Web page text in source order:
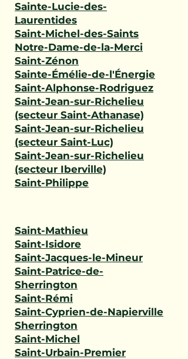
Sainte-Lucie-des-
Laurentides
Saint-Michel-des-Saints
Notre-Dame-de-la-Merci
Saint-Zénon
Sainte-Émélie-de-l'Énergie
Saint-Alphonse-Rodriguez
Saint-Jean-sur-Richelieu
(secteur Saint-Athanase)
Saint-Jean-sur-Richelieu
(secteur Saint-Luc)
Saint-Jean-sur-Richelieu
(secteur Iberville)
Saint-Philippe
Saint-Mathieu
Saint-Isidore
Saint-Jacques-le-Mineur
Saint-Patrice-de-
Sherrington
Saint-Rémi
Saint-Cyprien-de-Napierville
Sherrington
Saint-Michel
Saint-Urbain-Premier